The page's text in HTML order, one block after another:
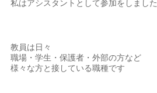
私はアシスタントとして参加をしました
教員は日々
職場・学生・保護者・外部の方など
様々な方と接している職種です